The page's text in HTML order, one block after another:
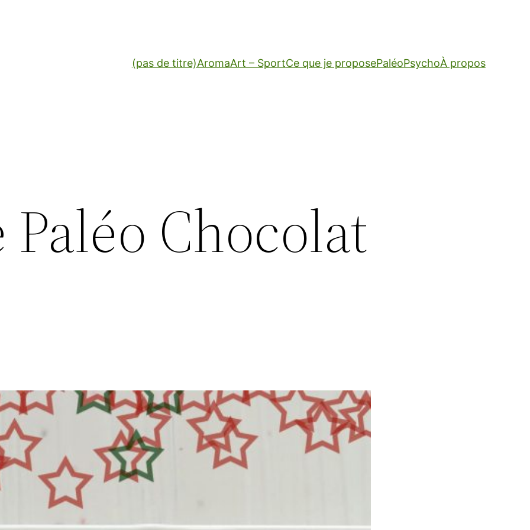
(pas de titre)AromaArt – SportCe que je proposePaléoPsychoÀ propos
Chocolat